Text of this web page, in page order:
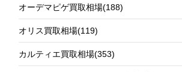
オーデマピゲ買取相場(188)
オリス買取相場(119)
カルティエ買取相場(353)